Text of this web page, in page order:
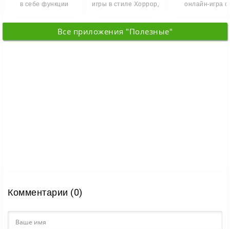
в себе функции
спидометра и
игры в стиле Хоррор,
онлайн-игра с
которая
Все приложения "Полезные"
Комментарии (0)